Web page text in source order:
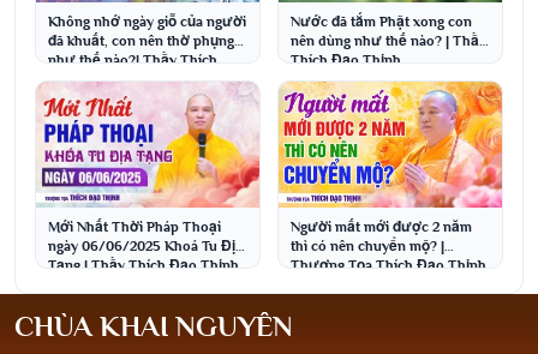
Không nhớ ngày giỗ của người
đã khuất, con nên thờ phụng
như thế nào?| Thầy Thích
Đạo Thịnh
Nước đã tắm Phật xong con
nên dùng như thế nào? | Thầy
Thích Đạo Thịnh
Mới Nhất Thời Pháp Thoại
ngày 06/06/2025 Khoá Tu Địa
Tạng | Thầy Thích Đạo Thịnh
Người mất mới được 2 năm
thì có nên chuyển mộ? |
Thượng Tọa Thích Đạo Thịnh
CHÙA KHAI NGUYÊN